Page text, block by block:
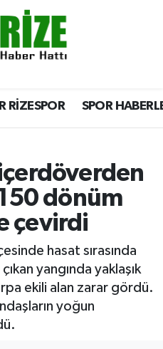
RİZESPOR SPOR
dönüm
çevirdi
hasat sırasında
yangında yaklaşık
ekili alan zarar gördü.
yoğun
Haritası
ve Fikstür